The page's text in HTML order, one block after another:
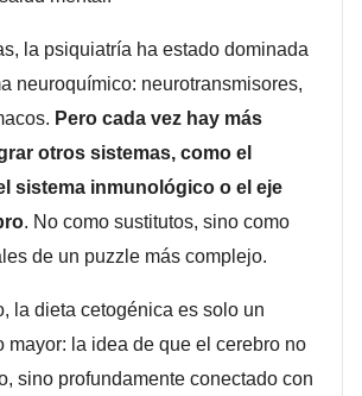
la psiquiatría ha estado dominada
neuroquímico: neurotransmisores,
Pero cada vez hay más
otros sistemas, como el
sistema inmunológico o el eje
. No como sustitutos, sino como
de un puzzle más complejo.
la dieta cetogénica es solo un
mayor: la idea de que el cerebro no
sino profundamente conectado con